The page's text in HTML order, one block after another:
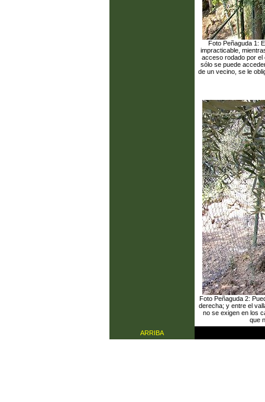
Foto Peñaguda 1:
impracticable,
acceso rodado por el
sólo se puede
de un vecino, se le
Foto Peñaguda 2:
derecha; y entre el
no se exigen en los
que
ARRIBA